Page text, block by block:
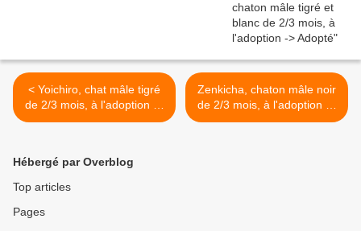
< Yoichiro, chat mâle tigré
de 2/3 mois, à l'adoption ->
adopté
Zenkicha, chaton mâle noir
de 2/3 mois, à l'adoption ->
adopté >
Hébergé par Overblog
Top articles
Pages